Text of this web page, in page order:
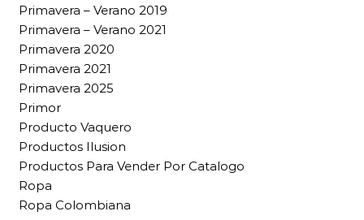
Primavera – Verano 2019
Primavera – Verano 2021
Primavera 2020
Primavera 2021
Primavera 2025
Primor
Producto Vaquero
Productos Ilusion
Productos Para Vender Por Catalogo
Ropa
Ropa Colombiana